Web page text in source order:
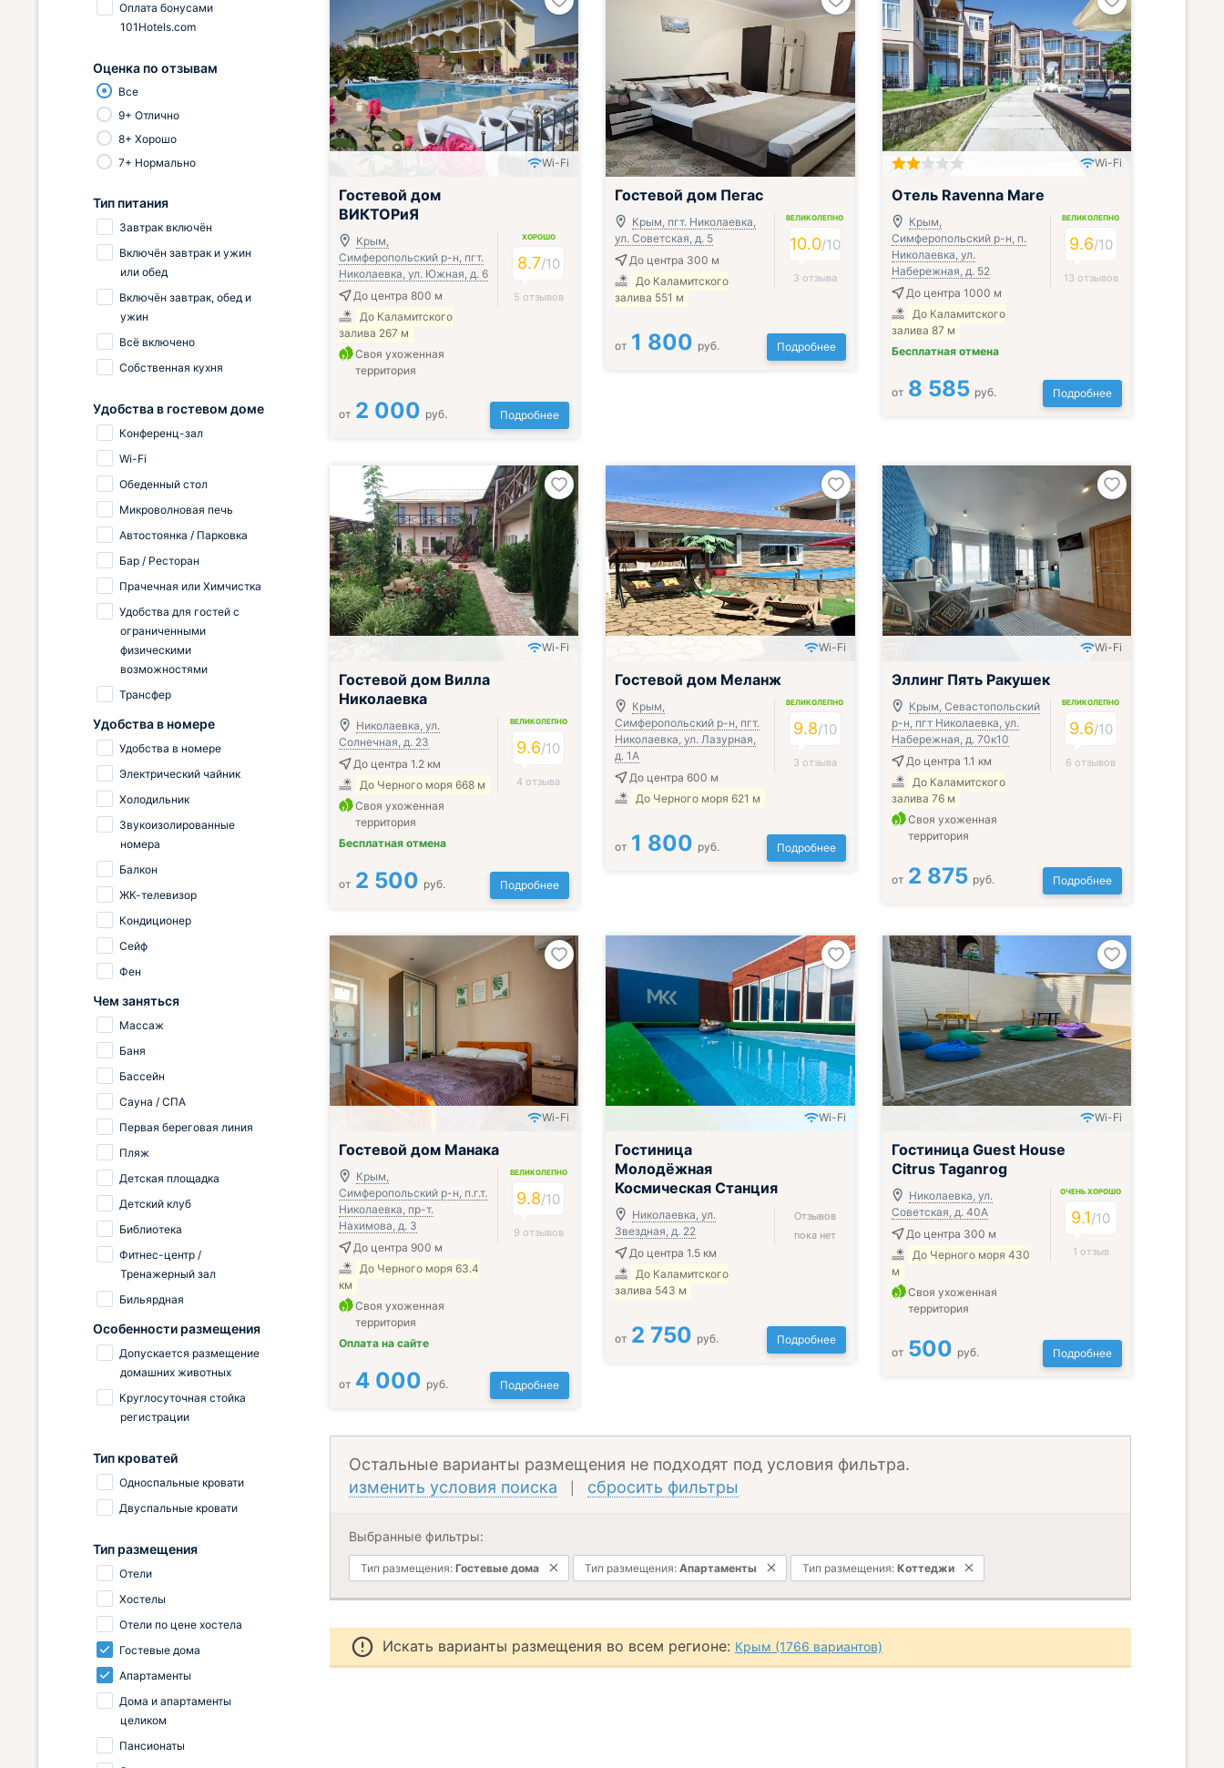
Wi-Fi
Гостевой дом
ВИКТОРиЯ
Крым,
Симферопольский р-н, пгт.
Николаевка, ул. Южная, д. 6
До центра 800 м
До Каламитского
залива 267 м
Своя ухоженная
территория
ХОРОШО
8.7/10
5 отзывов
от 2 000 руб. Подробнее
Гостевой дом Пегас
Крым, пгт. Николаевка,
ул. Советская, д. 5
До центра 300 м
До Каламитского
залива 551 м
ВЕЛИКОЛЕПНО
10.0/10
3 отзыва
от 1 800 руб. Подробнее
Включён завтрак и ужин или обед
Wi-Fi
Отель Ravenna Mare
Крым,
Симферопольский р-н, п.
Николаевка, ул.
Набережная, д. 52
До центра 1000 м
До Каламитского
залива 87 м
Бесплатная отмена
ВЕЛИКОЛЕПНО
9.6/10
13 отзывов
от 8 585 руб. Подробнее
Wi-Fi
Гостевой дом Вилла
Николаевка
Николаевка, ул.
Солнечная, д. 23
До центра 1.2 км
До Черного моря 668 м
Своя ухоженная
территория
Бесплатная отмена
ВЕЛИКОЛЕПНО
9.6/10
4 отзыва
от 2 500 руб. Подробнее
Wi-Fi
Гостевой дом Меланж
Крым,
Симферопольский р-н, пгт.
Николаевка, ул. Лазурная,
д. 1А
До центра 600 м
До Черного моря 621 м
ВЕЛИКОЛЕПНО
9.8/10
3 отзыва
от 1 800 руб. Подробнее
Wi-Fi
Эллинг Пять Ракушек
Крым, Севастопольский
р-н, пгт Николаевка, ул.
Набережная, д. 70к10
До центра 1.1 км
До Каламитского
залива 76 м
Своя ухоженная
территория
ВЕЛИКОЛЕПНО
9.6/10
6 отзывов
от 2 875 руб. Подробнее
Wi-Fi
Гостевой дом Манака
Крым,
Симферопольский р-н, п.г.т.
Николаевка, пр-т.
Нахимова, д. 3
До центра 900 м
До Черного моря 63.4
км
Своя ухоженная
территория
Оплата на сайте
ВЕЛИКОЛЕПНО
9.8/10
9 отзывов
от 4 000 руб. Подробнее
Wi-Fi
Гостиница
Молодёжная
Космическая Станция
Николаевка, ул.
Звездная, д. 22
До центра 1.5 км
До Каламитского
залива 543 м
Отзывов
пока нет
от 2 750 руб. Подробнее
Wi-Fi
Гостиница Guest House
Citrus Taganrog
Николаевка, ул.
Советская, д. 40А
До центра 300 м
До Черного моря 430
м
Своя ухоженная
территория
ОЧЕНЬ ХОРОШО
9.1/10
1 отзыв
от 500 руб. Подробнее
Остальные варианты размещения не подходят под условия фильтра.
изменить условия поиска
сбросить фильтры
Выбранные фильтры:
Тип размещения: Гостевые дома Тип размещения: Апартаменты Тип размещения: Коттеджи
Искать варианты размещения во всем регионе: Крым (1766 вариантов)
Оплата бонусами
101Hotels.com
Оценка по отзывам
Все
9+ Отлично
8+ Хорошо
7+ Нормально
Тип питания
Завтрак включён
Включён завтрак и ужин
или обед
Включён завтрак, обед и
ужин
Всё включено
Собственная кухня
Удобства в гостевом доме
Конференц-зал
Wi-Fi
Обеденный стол
Микроволновая печь
Автостоянка / Парковка
Бар / Ресторан
Прачечная или Химчистка
Удобства для гостей с
ограниченными
физическими
возможностями
Трансфер
Удобства в номере
Удобства в номере
Электрический чайник
Холодильник
Звукоизолированные
номера
Балкон
ЖК-телевизор
Кондиционер
Сейф
Фен
Чем заняться
Массаж
Баня
Бассейн
Сауна / СПА
Первая береговая линия
Пляж
Детская площадка
Детский клуб
Библиотека
Фитнес-центр /
Тренажерный зал
Бильярдная
Особенности размещения
Допускается размещение
домашних животных
Круглосуточная стойка
регистрации
Тип кроватей
Односпальные кровати
Двуспальные кровати
Тип размещения
Отели
Хостелы
Отели по цене хостела
Гостевые дома
Апартаменты
Дома и апартаменты
целиком
Пансионаты